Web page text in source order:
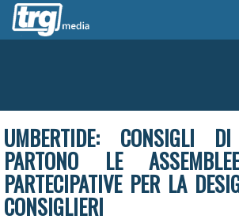
UMBERTIDE: CONSIGLI DI
PARTONO LE
PARTECIPATIVE PER LA
CONSIGLIERI